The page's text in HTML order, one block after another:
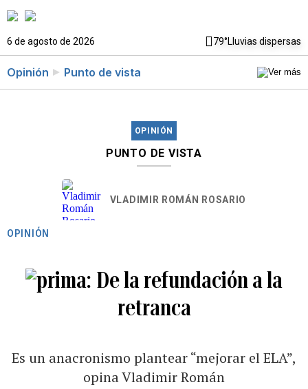
6 de agosto de 2026 79°Lluvias dispersas
Opinión Punto de vista
OPINIÓN
PUNTO DE VISTA
VLADIMIR ROMÁN ROSARIO
OPINIÓN
De la refundación a la
retranca
Es un anacronismo plantear “mejorar el ELA”,
opina Vladimir Román